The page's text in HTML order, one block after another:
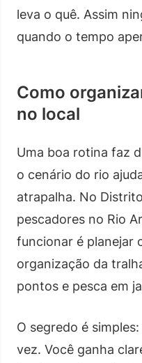
leva o quê. Assim
quando o tempo
Como
no local
Uma boa rotina faz
o cenário do rio
atrapalha. No
pescadores no Rio
funcionar é planejar
organização da
pontos e pesca em
O segredo é
vez. Você ganha